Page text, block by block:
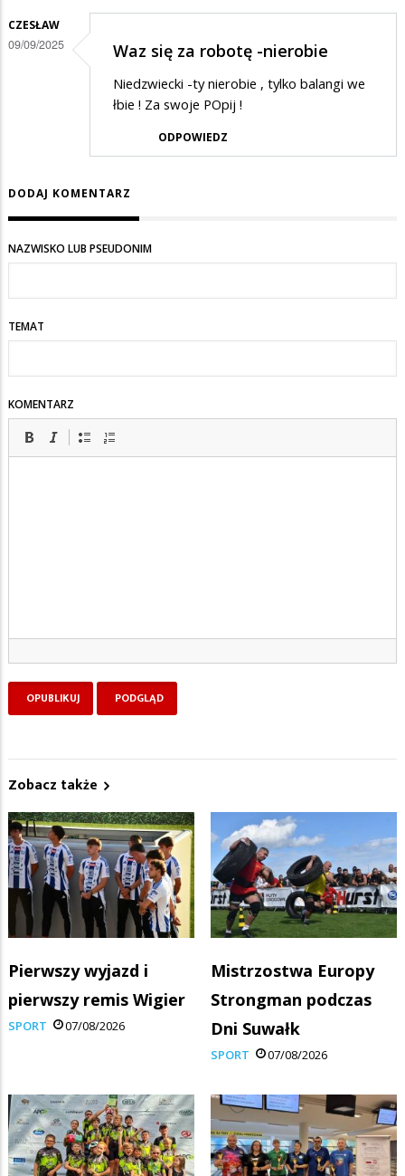
CZESŁAW
09/09/2025 Waz się za robotę -nierobie
Niedzwiecki -ty nierobie , tylko balangi we
łbie ! Za swoje POpij !
ODPOWIEDZ
DODAJ KOMENTARZ
NAZWISKO LUB PSEUDONIM
TEMAT
KOMENTARZ
Zobacz także
Pierwszy wyjazd i
pierwszy remis Wigier
SPORT 07/08/2026
Mistrzostwa Europy
Strongman podczas
Dni Suwałk
SPORT 07/08/2026